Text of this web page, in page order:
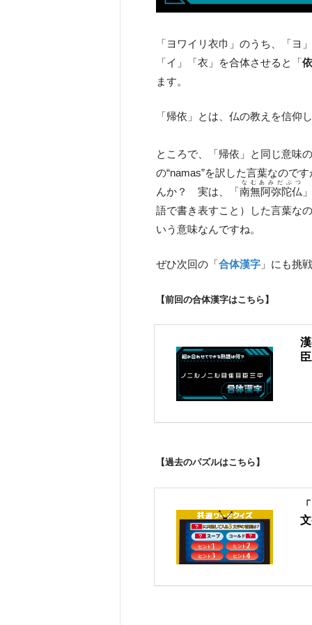
「ヨワイリ衣巾」のうち、「ヨ
「イ」「衣」を合体させると「
ます。
「帰依」とは、仏の教えを信仰
ところで、「帰依」と同じ意味
の“namas”を訳した言葉なので
んか？ 実は、「南無阿弥陀仏
なむあみだぶつ
語で書き表すこと）した言葉な
いう意味なんですね。
ぜひ次回の「合体漢字 」にも挑
【前回の合体漢字はこちら】
【過去のパズルはこちら】